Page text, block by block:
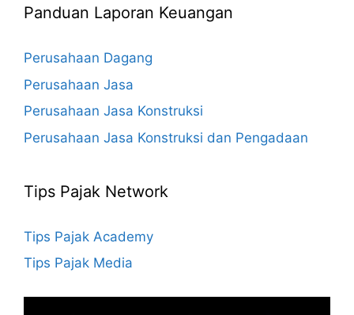
Panduan Laporan Keuangan
Perusahaan Dagang
Perusahaan Jasa
Perusahaan Jasa Konstruksi
Perusahaan Jasa Konstruksi dan Pengadaan
Tips Pajak Network
Tips Pajak Academy
Tips Pajak Media